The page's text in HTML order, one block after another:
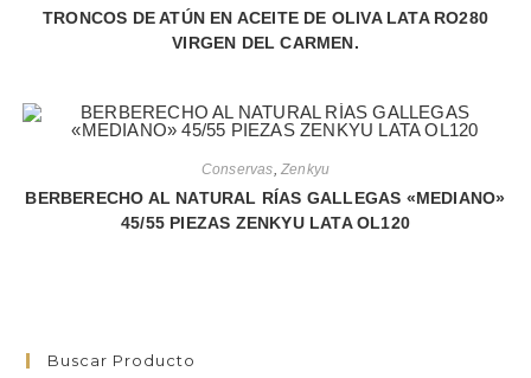
TRONCOS DE ATÚN EN ACEITE DE OLIVA LATA RO280
VIRGEN DEL CARMEN.
Conservas Zenkyu
BERBERECHO AL NATURAL RÍAS GALLEGAS «MEDIANO»
45/55 PIEZAS ZENKYU LATA OL120
Buscar Producto